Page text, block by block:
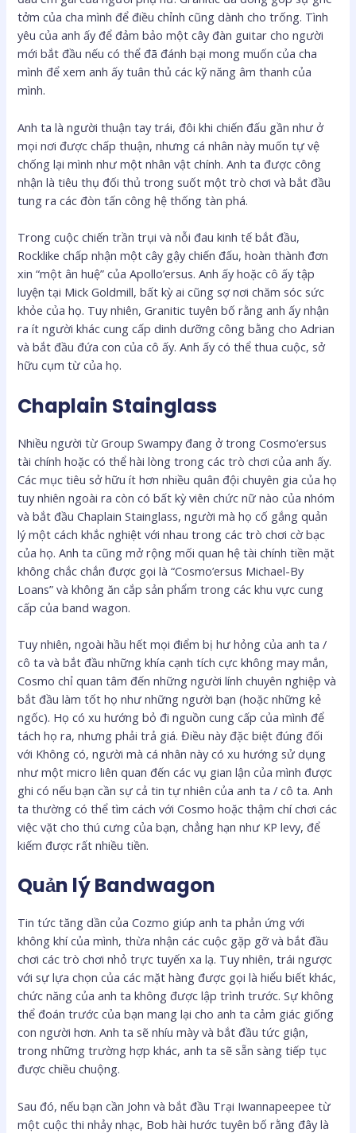
tởm của cha mình để điều chỉnh cũng dành cho trống. Tình
yêu của anh ấy để đảm bảo một cây đàn guitar cho người
mới bắt đầu nếu có thể đã đánh bại mong muốn của cha
mình để xem anh ấy tuân thủ các kỹ năng âm thanh của
mình.
Anh ta là người thuận tay trái, đôi khi chiến đấu gần như ở
mọi nơi được chấp thuận, nhưng cá nhân này muốn tự vệ
chống lại mình như một nhân vật chính. Anh ta được công
nhận là tiêu thụ đối thủ trong suốt một trò chơi và bắt đầu
tung ra các đòn tấn công hệ thống tàn phá.
Trong cuộc chiến trần trụi và nỗi đau kinh tế bắt đầu,
Rocklike chấp nhận một cây gậy chiến đấu, hoàn thành đơn
xin “một ân huệ” của Apollo’ersus. Anh ấy hoặc cô ấy tập
luyện tại Mick Goldmill, bất kỳ ai cũng sợ nơi chăm sóc sức
khỏe của họ. Tuy nhiên, Granitic tuyên bố rằng anh ấy nhận
ra ít người khác cung cấp dinh dưỡng công bằng cho Adrian
và bắt đầu đứa con của cô ấy. Anh ấy có thể thua cuộc, sở
hữu cụm từ của họ.
Chaplain Stainglass
Nhiều người từ Group Swampy đang ở trong Cosmo’ersus
tài chính hoặc có thể hài lòng trong các trò chơi của anh ấy.
Các mục tiêu sở hữu ít hơn nhiều quân đội chuyên gia của họ
tuy nhiên ngoài ra còn có bất kỳ viên chức nữ nào của nhóm
và bắt đầu Chaplain Stainglass, người mà họ cố gắng quản
lý một cách khắc nghiệt với nhau trong các trò chơi cờ bạc
của họ. Anh ta cũng mở rộng mối quan hệ tài chính tiền mặt
không chắc chắn được gọi là “Cosmo’ersus Michael-By
Loans” và không ăn cắp sản phẩm trong các khu vực cung
cấp của band wagon.
Tuy nhiên, ngoài hầu hết mọi điểm bị hư hỏng của anh ta /
cô ta và bắt đầu những khía cạnh tích cực không may mắn,
Cosmo chỉ quan tâm đến những người lính chuyên nghiệp và
bắt đầu làm tốt họ như những người bạn (hoặc những kẻ
ngốc). Họ có xu hướng bỏ đi nguồn cung cấp của mình để
tách họ ra, nhưng phải trả giá. Điều này đặc biệt đúng đối
với Không có, người mà cá nhân này có xu hướng sử dụng
như một micro liên quan đến các vụ gian lận của mình được
ghi có nếu bạn cần sự cả tin tự nhiên của anh ta / cô ta. Anh
ta thường có thể tìm cách với Cosmo hoặc thậm chí chơi các
việc vặt cho thú cưng của bạn, chẳng hạn như KP levy, để
kiếm được rất nhiều tiền.
Quản lý Bandwagon
Tin tức tăng dần của Cozmo giúp anh ta phản ứng với
không khí của mình, thừa nhận các cuộc gặp gỡ và bắt đầu
chơi các trò chơi nhỏ trực tuyến xa lạ. Tuy nhiên, trái ngược
với sự lựa chọn của các mặt hàng được gọi là hiểu biết khác,
chức năng của anh ta không được lập trình trước. Sự không
thể đoán trước của bạn mang lại cho anh ta cảm giác giống
con người hơn. Anh ta sẽ nhíu mày và bắt đầu tức giận,
trong những trường hợp khác, anh ta sẽ sẵn sàng tiếp tục
được chiều chuộng.
Sau đó, nếu bạn cần John và bắt đầu Trại Iwannapeepee từ
một cuộc thi nhảy nhạc, Bob hài hước tuyên bố rằng đây là